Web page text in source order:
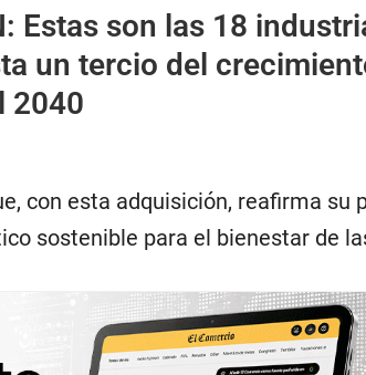
Estas son las 18
un tercio del
2040
con esta adquisición, reafirma su
sostenible para el bienestar de